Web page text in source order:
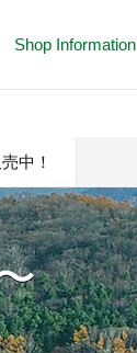
Shop Information
中！